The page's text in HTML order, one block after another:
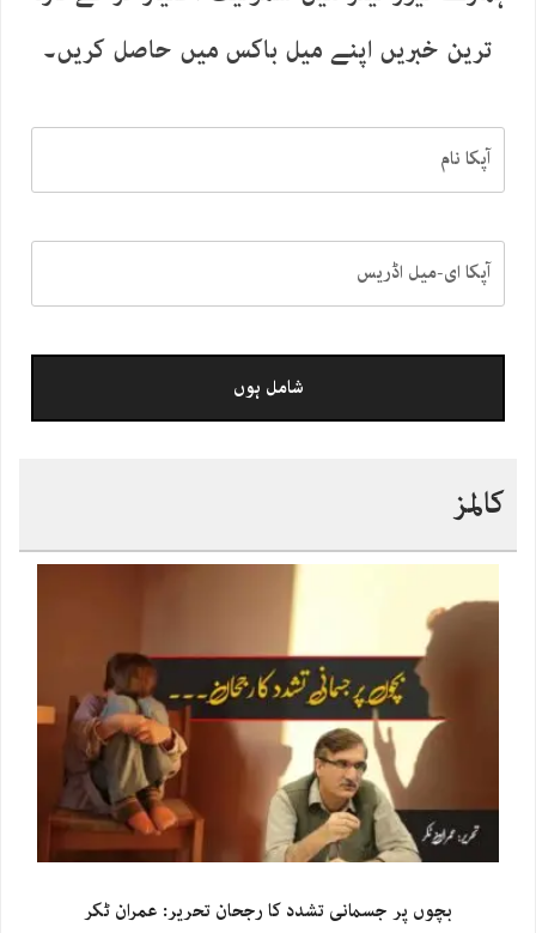
ترین خبریں اپنے میل باکس میں حاصل کریں۔
کالمز
بچوں پر جسمانی تشدد کا رجحان تحریر: عمران ٹکر